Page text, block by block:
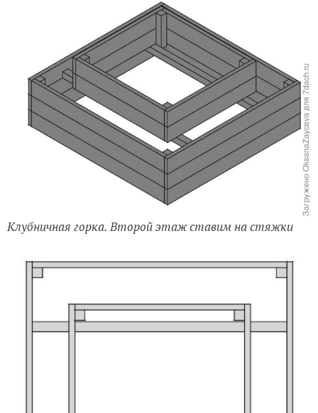
Клубничная горка. Второй этаж ставим на стяжки